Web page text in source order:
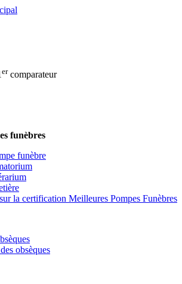
ercomparateur
funèbres
funèbre
la certification Meilleures Pompes Funèbres
obsèques